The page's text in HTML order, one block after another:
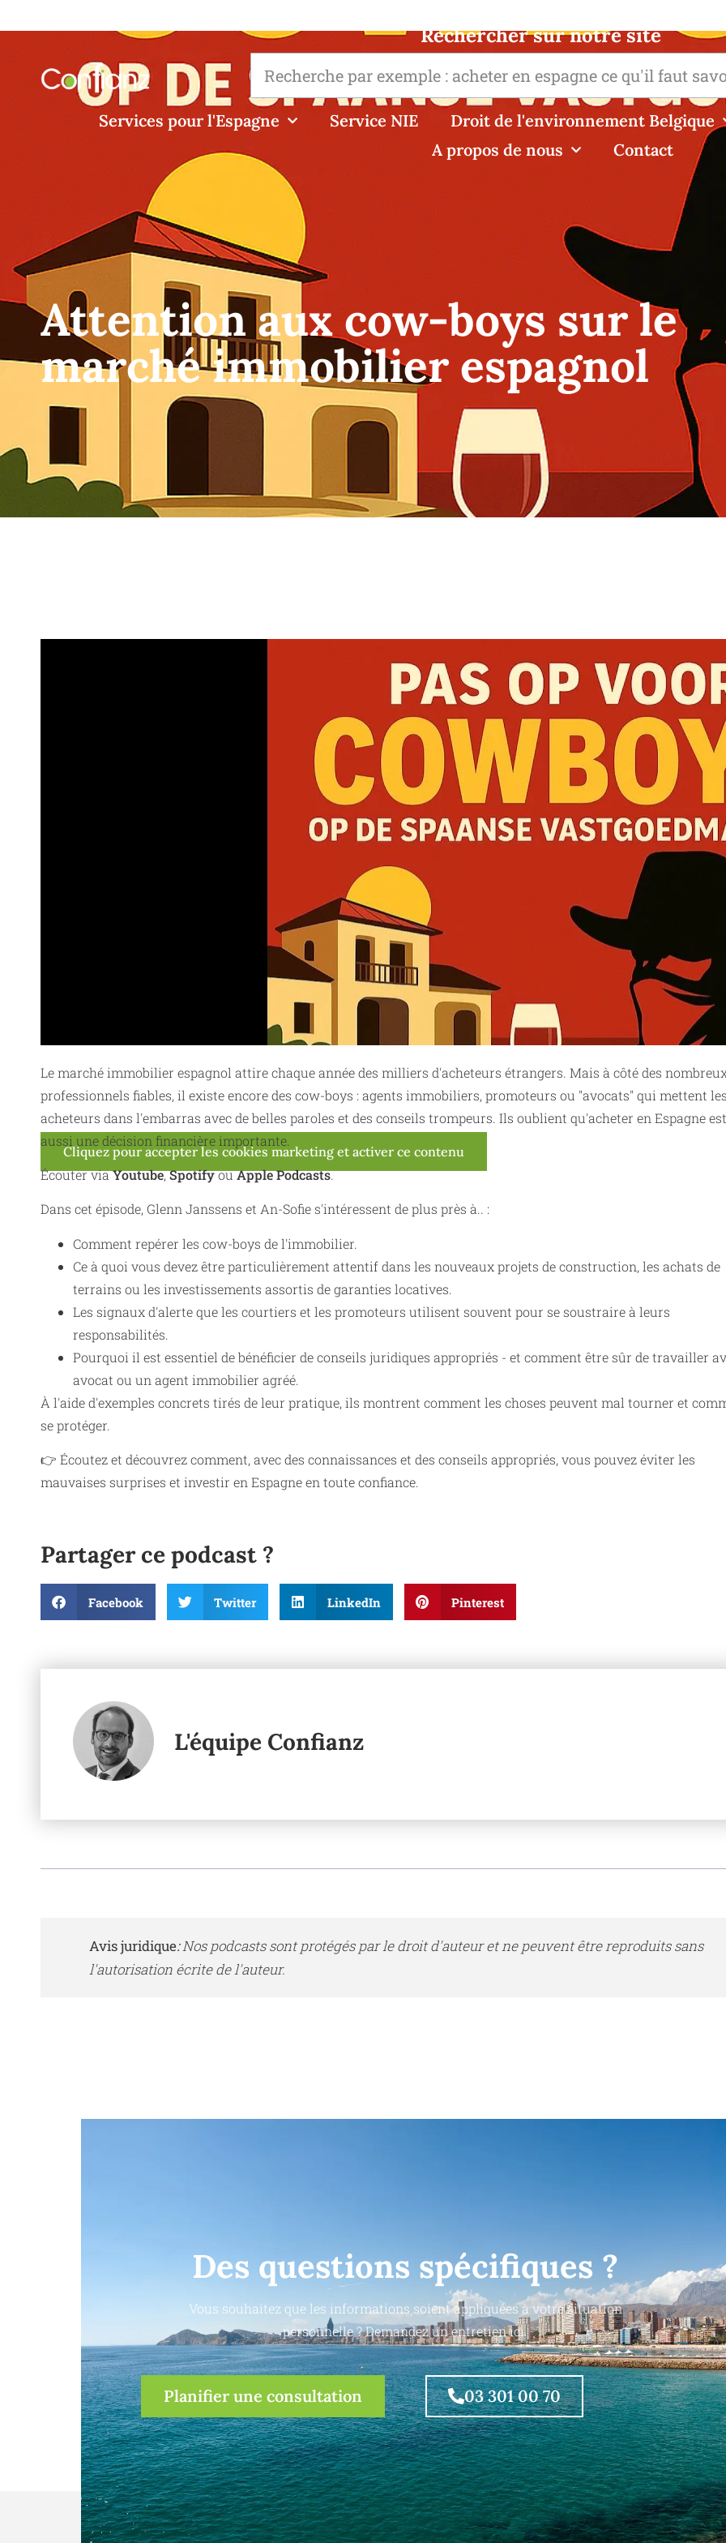
Rechercher sur notre site
Services pour l'Espagne Service NIE Droit de l'environnement Belgique
A propos de nous
Contact
Attention aux cow-boys sur le
marché immobilier espagnol
Cliquez pour accepter les cookies marketing et activer ce contenu
Le marché immobilier espagnol attire chaque année des milliers d'acheteurs étrangers. Mais à côté des
professionnels fiables, il existe encore des cow-boys : agents immobiliers, promoteurs ou "avocats" qui mettent les
acheteurs dans l'embarras avec de belles paroles et des conseils trompeurs. Ils oublient qu'acheter en Espagne est
aussi une décision financière importante.
Écouter viaYoutube,SpotifyouApple Podcasts.
Dans cet épisode, Glenn Janssens et An-Sofie s'intéressent de plus près à.. :
Comment repérer les cow-boys de l'immobilier.
Ce à quoi vous devez être particulièrement attentif dans les nouveaux projets de construction, les achats de
terrains ou les investissements assortis de garanties locatives.
Les signaux d'alerte que les courtiers et les promoteurs utilisent souvent pour se soustraire à leurs
responsabilités.
Pourquoi il est essentiel de bénéficier de conseils juridiques appropriés - et comment être sûr de travailler
avocat ou un agent immobilier agréé.
À l'aide d'exemples concrets tirés de leur pratique, ils montrent comment les choses peuvent mal tourner et
se protéger.
👉 Écoutez et découvrez comment, avec des connaissances et des conseils appropriés, vous pouvez éviter les
mauvaises surprises et investir en Espagne en toute confiance.
Partager ce podcast ?
Facebook Twitter LinkedIn Pinterest
L'équipe Confianz
Avis juridique:Nos podcasts sont protégés par le droit d'auteur et ne peuvent être reproduits sans
l'autorisation écrite de l'auteur.
Des questions spécifiques ?
Vous souhaitez que les informations soient appliquées à votre situation
personnelle ? Demandez un entretien ici.
Planifier une consultation 03 301 00 70